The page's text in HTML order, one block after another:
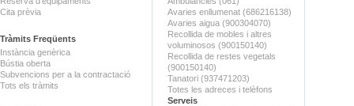
Cita prèvia
Tràmits Freqüents
Instància genèrica
Bústia oberta
Subvencions per a la contractació
Tots els tràmits
Avaries enllumenat (686216138)
Avaries aigua (900304070)
Recollida de mobles i altres
voluminosos (900150140)
Recollida de restes vegetals
(900150140)
Tanatori (937471203)
Totes les adreces i telèfons
Serveis